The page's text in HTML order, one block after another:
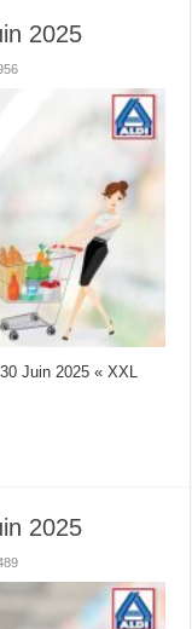
2025
Juin 2025 « XXL
2025